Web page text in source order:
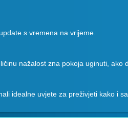
s vremena na vrijeme.
nažalost zna pokoja uginuti, ako
idealne uvjete za preživjeti kako i